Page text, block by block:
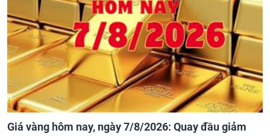
Giá vàng hôm nay, ngày 7/8/2026: Quay đầu giảm